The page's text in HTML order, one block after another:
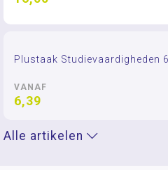
Plustaak Studievaardigheden
VANAF
6,39
Alle artikelen